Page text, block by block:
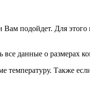
подойдет. Для
все данные о размерах
Также